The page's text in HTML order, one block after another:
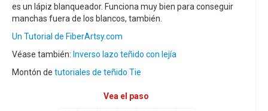
es un lápiz blanqueador. Funciona muy bien para conseguir
manchas fuera de los blancos, también.
Un Tutorial de FiberArtsy.com
Véase también: Inverso lazo teñido con lejía
Montón de tutoriales de teñido Tie
Vea el paso